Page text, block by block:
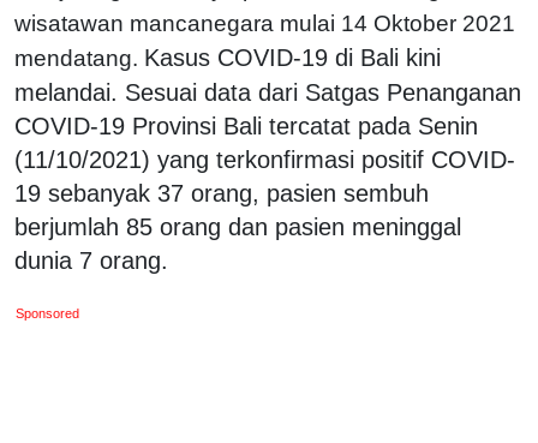
wisatawan mancanegara mulai 14 Oktober 2021
mendatang. Kasus COVID-19 di Bali kini
melandai. Sesuai data dari Satgas Penanganan
COVID-19 Provinsi Bali tercatat pada Senin
(11/10/2021) yang terkonfirmasi positif COVID-
19 sebanyak 37 orang, pasien sembuh
berjumlah 85 orang dan pasien meninggal
dunia 7 orang.
Sponsored